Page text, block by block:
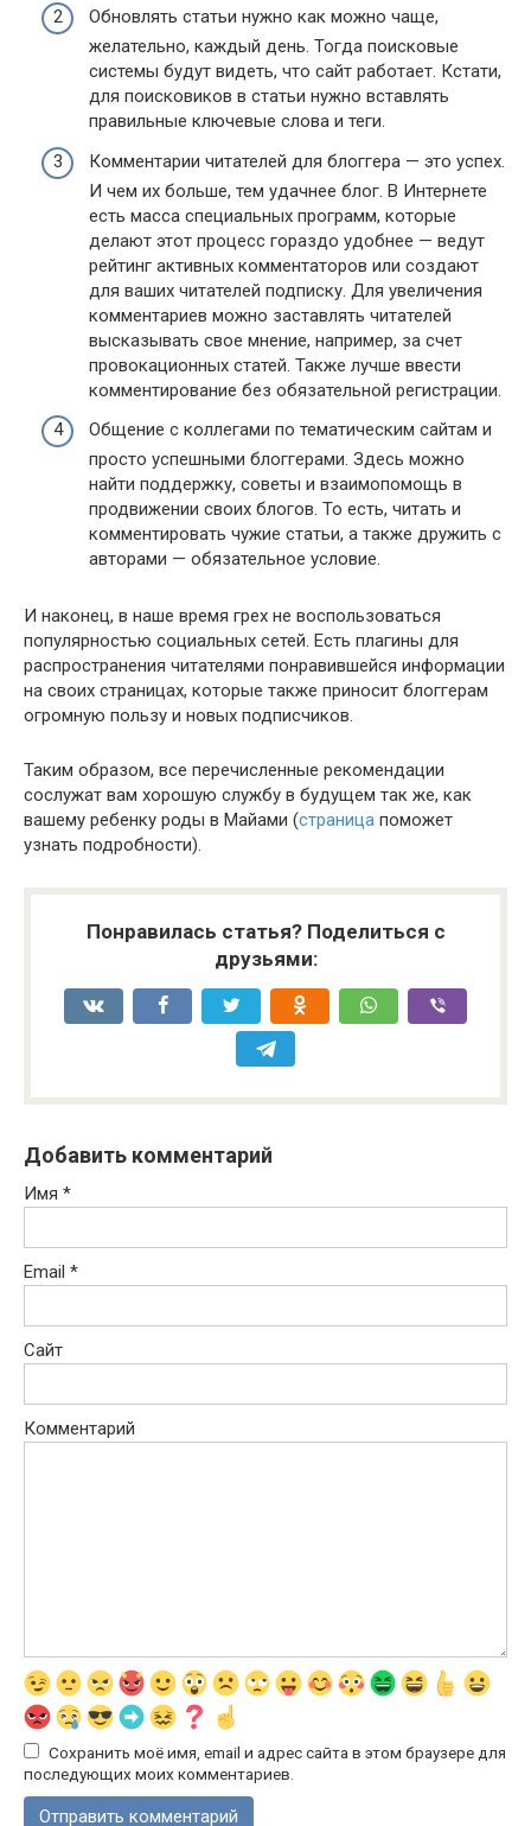
Обновлять статьи нужно как можно чаще,
желательно, каждый день. Тогда поисковые
системы будут видеть, что сайт работает. Кстати,
для поисковиков в статьи нужно вставлять
правильные ключевые слова и теги.
Комментарии читателей для блоггера — это успех.
И чем их больше, тем удачнее блог. В Интернете
есть масса специальных программ, которые
делают этот процесс гораздо удобнее — ведут
рейтинг активных комментаторов или создают
для ваших читателей подписку. Для увеличения
комментариев можно заставлять читателей
высказывать свое мнение, например, за счет
провокационных статей. Также лучше ввести
комментирование без обязательной регистрации.
Общение с коллегами по тематическим сайтам и
просто успешными блоггерами. Здесь можно
найти поддержку, советы и взаимопомощь в
продвижении своих блогов. То есть, читать и
комментировать чужие статьи, а также дружить с
авторами — обязательное условие.
И наконец, в наше время грех не воспользоваться
популярностью социальных сетей. Есть плагины для
распространения читателями понравившейся информации
на своих страницах, которые также приносит блоггерам
огромную пользу и новых подписчиков.
Таким образом, все перечисленные рекомендации
сослужат вам хорошую службу в будущем так же, как
вашему ребенку роды в Майами (страница поможет
узнать подробности).
Понравилась статья? Поделиться с
друзьями:
Добавить комментарий
Имя *
Email *
Сайт
Комментарий
Сохранить моё имя, email и адрес сайта в этом браузере для
последующих моих комментариев.